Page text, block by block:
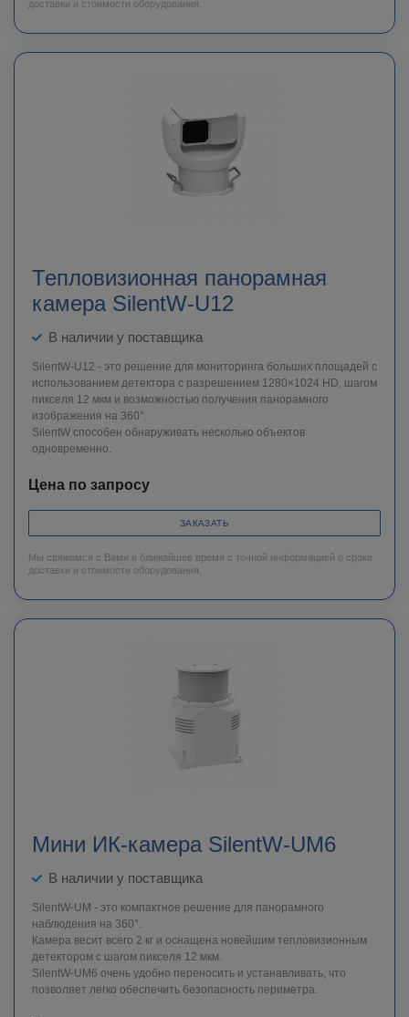
доставки и стоимости оборудования.
Тепловизионная панорамная
камера SilentW-U12
В наличии у поставщика
SilentW-U12 - это решение для мониторинга больших площадей с
использованием детектора с разрешением 1280×1024 HD, шагом
пикселя 12 мкм и возможностью получения панорамного
изображения на 360°.
SilentW способен обнаруживать несколько объектов
одновременно.
Цена по запросу
ЗАКАЗАТЬ
Мы свяжемся с Вами в ближайшее время с точной информацией о сроке
доставки и стоимости оборудования.
Мини ИК-камера SilentW-UM6
В наличии у поставщика
SilentW-UM - это компактное решение для панорамного
наблюдения на 360°.
Камера весит всего 2 кг и оснащена новейшим тепловизионным
детектором с шагом пикселя 12 мкм.
SilentW-UM6 очень удобно переносить и устанавливать, что
позволяет легко обеспечить безопасность периметра.